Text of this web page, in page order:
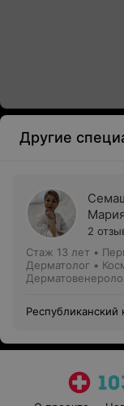
Другие
2
Стаж 13 лет •
Дерматолог •
Республиканский